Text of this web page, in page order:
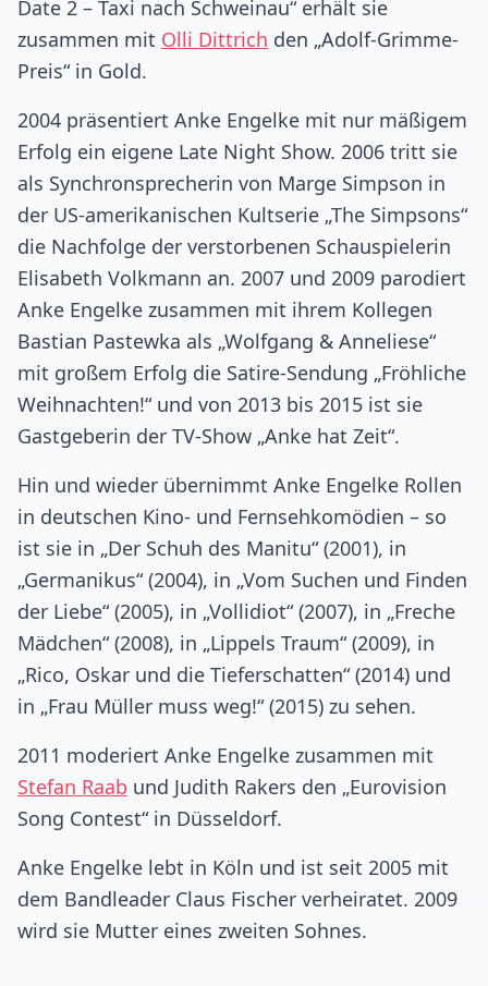
Date 2 – Taxi nach Schweinau“ erhält sie
zusammen mit Olli Dittrich den „Adolf-Grimme-
Preis“ in Gold.
2004 präsentiert Anke Engelke mit nur mäßigem
Erfolg ein eigene Late Night Show. 2006 tritt sie
als Synchronsprecherin von Marge Simpson in
der US-amerikanischen Kultserie „The Simpsons“
die Nachfolge der verstorbenen Schauspielerin
Elisabeth Volkmann an. 2007 und 2009 parodiert
Anke Engelke zusammen mit ihrem Kollegen
Bastian Pastewka als „Wolfgang & Anneliese“
mit großem Erfolg die Satire-Sendung „Fröhliche
Weihnachten!“ und von 2013 bis 2015 ist sie
Gastgeberin der TV-Show „Anke hat Zeit“.
Hin und wieder übernimmt Anke Engelke Rollen
in deutschen Kino- und Fernsehkomödien – so
ist sie in „Der Schuh des Manitu“ (2001), in
„Germanikus“ (2004), in „Vom Suchen und Finden
der Liebe“ (2005), in „Vollidiot“ (2007), in „Freche
Mädchen“ (2008), in „Lippels Traum“ (2009), in
„Rico, Oskar und die Tieferschatten“ (2014) und
in „Frau Müller muss weg!“ (2015) zu sehen.
2011 moderiert Anke Engelke zusammen mit
Stefan Raab und Judith Rakers den „Eurovision
Song Contest“ in Düsseldorf.
Anke Engelke lebt in Köln und ist seit 2005 mit
dem Bandleader Claus Fischer verheiratet. 2009
wird sie Mutter eines zweiten Sohnes.